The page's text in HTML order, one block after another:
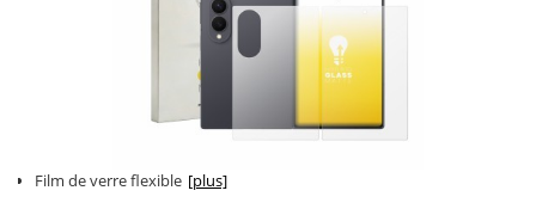
Film de verre flexible [plus]